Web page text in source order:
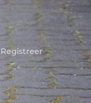
Registreer